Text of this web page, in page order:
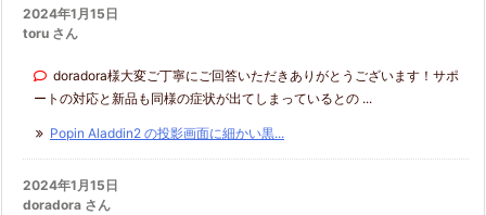
2024年1月15日
toru さん
doradora様大変ご丁寧にご回答いただきありがとうございます！サポ
ートの対応と新品も同様の症状が出てしまっているとの ...
Popin Aladdin2 の投影画面に細かい黒...
2024年1月15日
doradora さん